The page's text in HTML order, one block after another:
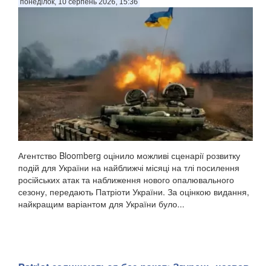
понеділок, 10 серпень 2026, 15:36
Агентство Bloomberg оцінило можливі сценарії розвитку
подій для України на найближчі місяці на тлі посилення
російських атак та наближення нового опалювального
сезону, передають Патріоти України. За оцінкою видання,
найкращим варіантом для України було...